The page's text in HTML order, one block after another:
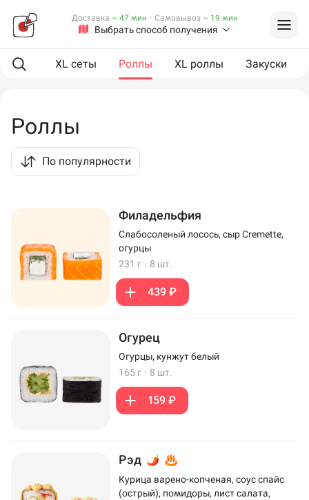
Выбрать способ получения
Доставка ~ 47 мин · Самовывоз ~ 19 мин
еда XL сеты Роллы XL роллы Закуски
Роллы
По популярности
Филадельфия
Слабосоленый лосось, сыр Cremette,
огурцы
231 г · 8 шт.
439 ₽
Огурец
Огурцы, кунжут белый
165 г · 8 шт.
159 ₽
Рэд
Курица варено-копченая, соус спайс
(острый), помидоры, лист салата,